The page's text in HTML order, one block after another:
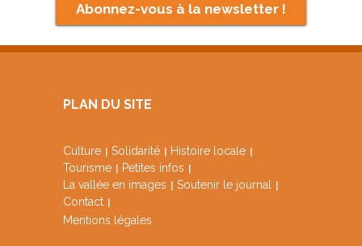
Abonnez-vous à la newsletter !
PLAN DU SITE
Culture Solidarité
Histoire locale
Tourisme
Petites infos
La vallée en images
Soutenir le journal
Contact
Mentions légales